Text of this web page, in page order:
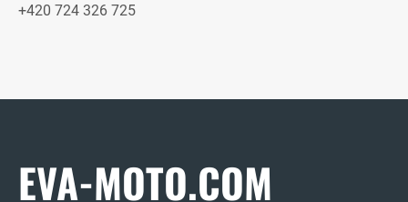
+420 724 326 725
EVA-MOTO.COM